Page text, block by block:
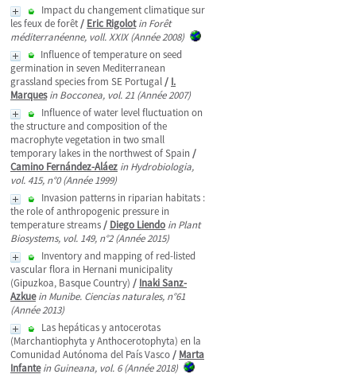
Impact du changement climatique sur
les feux de forêt/ Eric Rigolot in Forêt
méditerranéenne, voll. XXIX (Année 2008)
Influence of temperature on seed
germination in seven Mediterranean
grassland species from SE Portugal/ I.
Marques in Bocconea, vol. 21 (Année 2007)
Influence of water level fluctuation on
the structure and composition of the
macrophyte vegetation in two small
temporary lakes in the northwest of Spain /
Camino Fernández-Aláez in Hydrobiologia,
vol. 415, n°0 (Année 1999)
Invasion patterns in riparian habitats :
the role of anthropogenic pressure in
temperature streams/ Diego Liendo in Plant
Biosystems, vol. 149, n°2 (Année 2015)
Inventory and mapping of red-listed
vascular flora in Hernani municipality
(Gipuzkoa, Basque Country) / Inaki Sanz-
Azkue in Munibe. Ciencias naturales, n°61
(Année 2013)
Las hepáticas y antocerotas
(Marchantiophyta y Anthocerotophyta) en la
Comunidad Autónoma del País Vasco/ Marta
Infante in Guineana, vol. 6 (Année 2018)